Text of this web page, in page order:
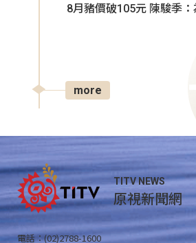
8月豬價破105元 陳駿季
more
TITV NEWS
原視新聞網
電話：(02)2788-1600